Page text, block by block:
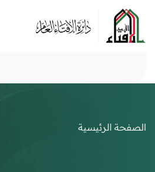
الصفحة الرئيسية